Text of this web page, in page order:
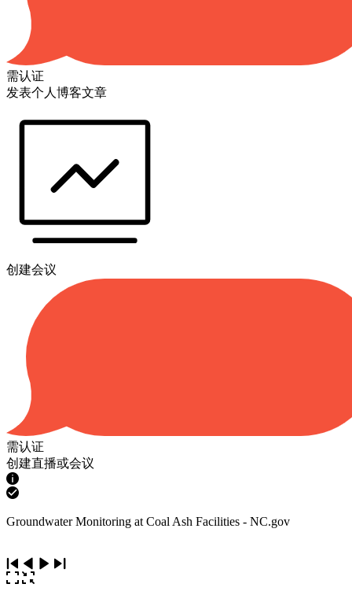
需认证
发表个人博客文章
创建会议
需认证
创建直播或会议
Groundwater Monitoring at Coal Ash Facilities - NC.gov